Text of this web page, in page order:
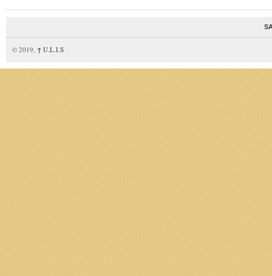
© 2019, ↑ U.L.I.S